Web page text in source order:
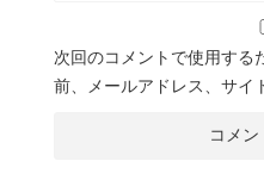
次回のコメントで使用する
前、メールアドレス、サイ